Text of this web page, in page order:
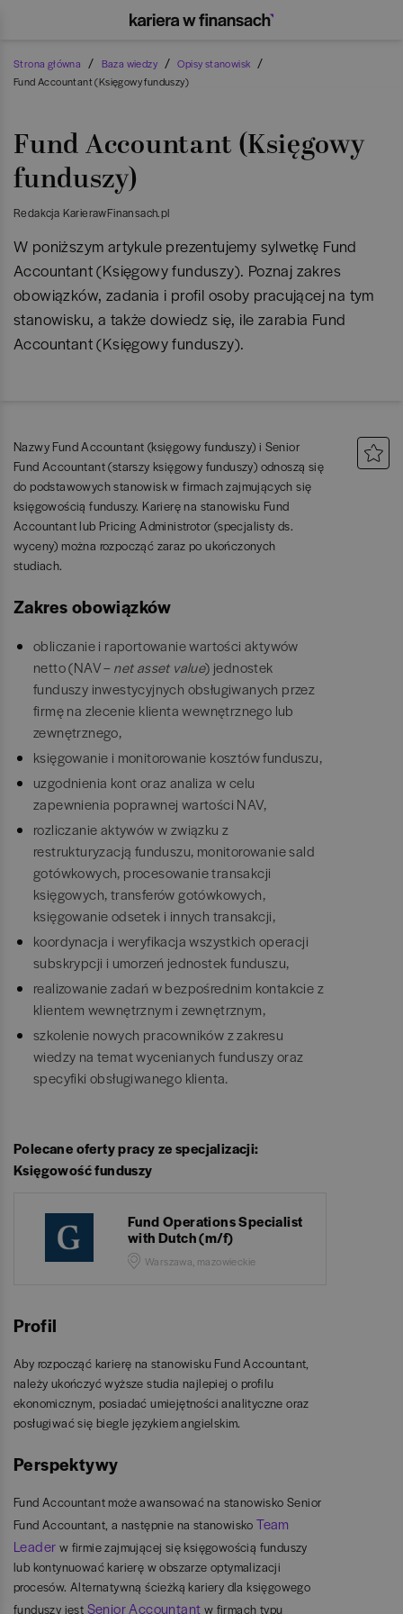
Strona główna / Baza wiedzy / Opisy stanowisk /
Fund Accountant (Księgowy funduszy)
Fund Accountant (Księgowy
funduszy)
Redakcja KarierawFinansach.pl
W poniższym artykule prezentujemy sylwetkę Fund
Accountant (Księgowy funduszy). Poznaj zakres
obowiązków, zadania i profil osoby pracującej na tym
stanowisku, a także dowiedz się, ile zarabia Fund
Accountant (Księgowy funduszy).
Nazwy Fund Accountant (księgowy funduszy) i Senior
Fund Accountant (starszy księgowy funduszy) odnoszą się
do podstawowych stanowisk w firmach zajmujących się
księgowością funduszy. Karierę na stanowisku Fund
Accountant lub Pricing Administrotor (specjalisty ds.
wyceny) można rozpocząć zaraz po ukończonych
studiach.
Zakres obowiązków
obliczanie i raportowanie wartości aktywów
netto (NAV –net asset value) jednostek
funduszy inwestycyjnych obsługiwanych przez
firmę na zlecenie klienta wewnętrznego lub
zewnętrznego,
księgowanie i monitorowanie kosztów funduszu,
uzgodnienia kont oraz analiza w celu
zapewnienia poprawnej wartości NAV,
rozliczanie aktywów w związku z
restrukturyzacją funduszu, monitorowanie sald
gotówkowych, procesowanie transakcji
księgowych, transferów gotówkowych,
księgowanie odsetek i innych transakcji,
koordynacja i weryfikacja wszystkich operacji
subskrypcji i umorzeń jednostek funduszu,
realizowanie zadań w bezpośrednim kontakcie z
klientem wewnętrznym i zewnętrznym,
szkolenie nowych pracowników z zakresu
wiedzy na temat wycenianych funduszy oraz
specyfiki obsługiwanego klienta.
Polecane oferty pracy ze specjalizacji:
Księgowość funduszy
Fund Operations Specialist
with Dutch (m/f)
Warszawa, mazowieckie
Profil
Aby rozpocząć karierę na stanowisku Fund Accountant,
należy ukończyć wyższe studia najlepiej o profilu
ekonomicznym, posiadać umiejętności analityczne oraz
posługiwać się biegle językiem angielskim.
Perspektywy
Fund Accountant może awansować na stanowisko Senior
Fund Accountant, a następnie na stanowiskoTeam
Leader w firmie zajmującej się księgowością funduszy
lub kontynuować karierę w obszarze optymalizacji
procesów. Alternatywną ścieżką kariery dla księgowego
funduszy jest Senior Accountant w firmach typu